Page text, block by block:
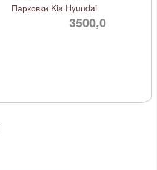
Парковки Kia Hyundai
3500,0